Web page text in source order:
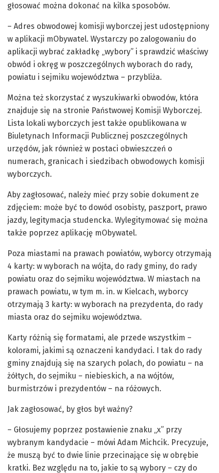
głosować można dokonać na kilka sposobów.
– Adres obwodowej komisji wyborczej jest udostępniony
w aplikacji mObywatel. Wystarczy po zalogowaniu do
aplikacji wybrać zakładkę „wybory” i sprawdzić właściwy
obwód i okręg w poszczególnych wyborach do rady,
powiatu i sejmiku województwa – przybliża.
Można też skorzystać z wyszukiwarki obwodów, która
znajduje się na stronie Państwowej Komisji Wyborczej.
Lista lokali wyborczych jest także opublikowana w
Biuletynach Informacji Publicznej poszczególnych
urzędów, jak również w postaci obwieszczeń o
numerach, granicach i siedzibach obwodowych komisji
wyborczych.
Aby zagłosować, należy mieć przy sobie dokument ze
zdjęciem: może być to dowód osobisty, paszport, prawo
jazdy, legitymacja studencka. Wylegitymować się można
także poprzez aplikację mObywatel.
Poza miastami na prawach powiatów, wyborcy otrzymają
4 karty: w wyborach na wójta, do rady gminy, do rady
powiatu oraz do sejmiku województwa. W miastach na
prawach powiatu, w tym m. in. w Kielcach, wyborcy
otrzymają 3 karty: w wyborach na prezydenta, do rady
miasta oraz do sejmiku województwa.
Karty różnią się formatami, ale przede wszystkim –
kolorami, jakimi są oznaczeni kandydaci. I tak do rady
gminy znajdują się na szarych polach, do powiatu – na
żółtych, do sejmiku – niebieskich, a na wójtów,
burmistrzów i prezydentów – na różowych.
Jak zagłosować, by głos był ważny?
– Głosujemy poprzez postawienie znaku „x” przy
wybranym kandydacie – mówi Adam Michcik. Precyzuje,
że muszą być to dwie linie przecinające się w obrębie
kratki. Bez względu na to, jakie to są wybory – czy do